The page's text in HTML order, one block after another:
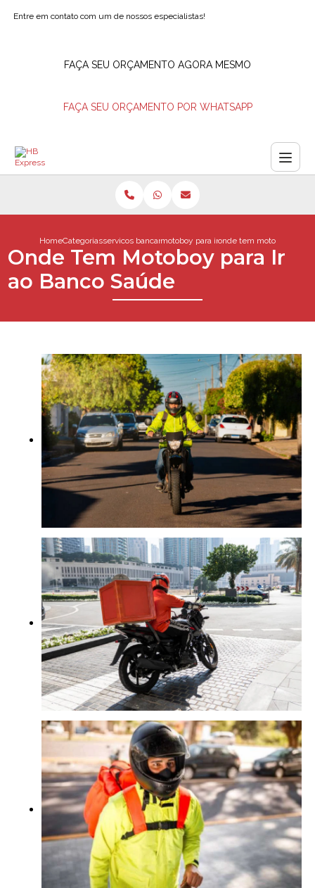
Entre em contato com um de nossos especialistas!
FAÇA SEU ORÇAMENTO AGORA MESMO
FAÇA SEU ORÇAMENTO POR WHATSAPP
HomeCategoriasservicos bancariosmotoboy para ir em agencia bancaria
onde tem motoboy para
Onde Tem Motoboy para Ir
ao Banco Saúde